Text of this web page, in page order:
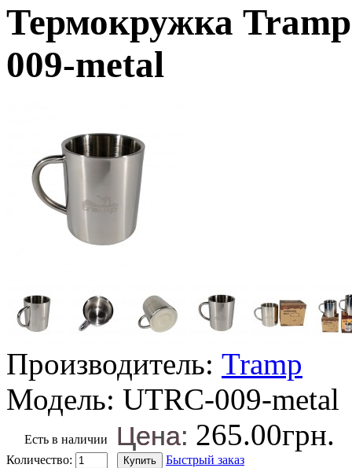
Термокружка
009-metal
Производитель: Tramp
Модель: UTRC-009-metal
Есть в наличии Цена: 265.00грн.
Количество: Быстрый заказ